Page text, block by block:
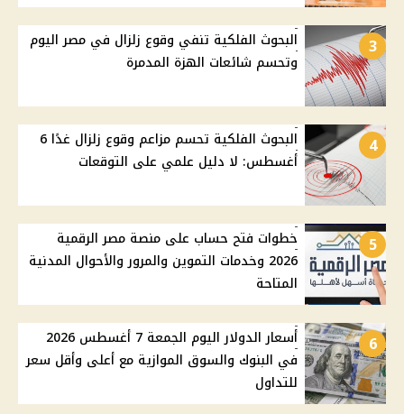
3
البحوث الفلكية تنفي وقوع زلزال في مصر اليوم
وتحسم شائعات الهزة المدمرة
4
البحوث الفلكية تحسم مزاعم وقوع زلزال غدًا 6
أغسطس: لا دليل علمي على التوقعات
5
خطوات فتح حساب على منصة مصر الرقمية
2026 وخدمات التموين والمرور والأحوال المدنية
المتاحة
6
أسعار الدولار اليوم الجمعة 7 أغسطس 2026
في البنوك والسوق الموازية مع أعلى وأقل سعر
للتداول